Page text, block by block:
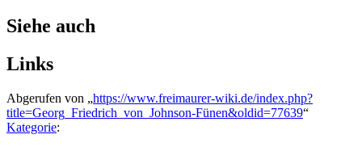
Siehe auch
Links
Abgerufen von „https://www.freimaurer-wiki.de/index.php?
title=Georg_Friedrich_von_Johnson-Fünen&oldid=77639“
Kategorie: